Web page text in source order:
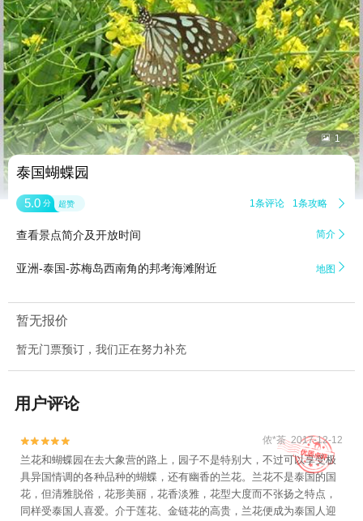
 1
泰国蝴蝶园
5.0 分 超赞 1条评论 1条攻略 
查看景点简介及开放时间 简介 
亚洲-泰国-苏梅岛西南角的邦考海滩附近 地图 
暂无报价
暂无门票预订，我们正在努力补充
用户评论

 侬*茶 2017-12-12
兰花和蝴蝶园在去大象营的路上，园子不是特别大，不过可以享受极
具异国情调的各种品种的蝴蝶，还有幽香的兰花。兰花不是泰国的国
花，但清雅脱俗，花形美丽，花香淡雅，花型大度而不张扬之特点，
同样受泰国人喜爱。介于莲花、金链花的高贵，兰花便成为泰国人迎
